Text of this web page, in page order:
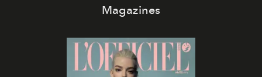
Magazines